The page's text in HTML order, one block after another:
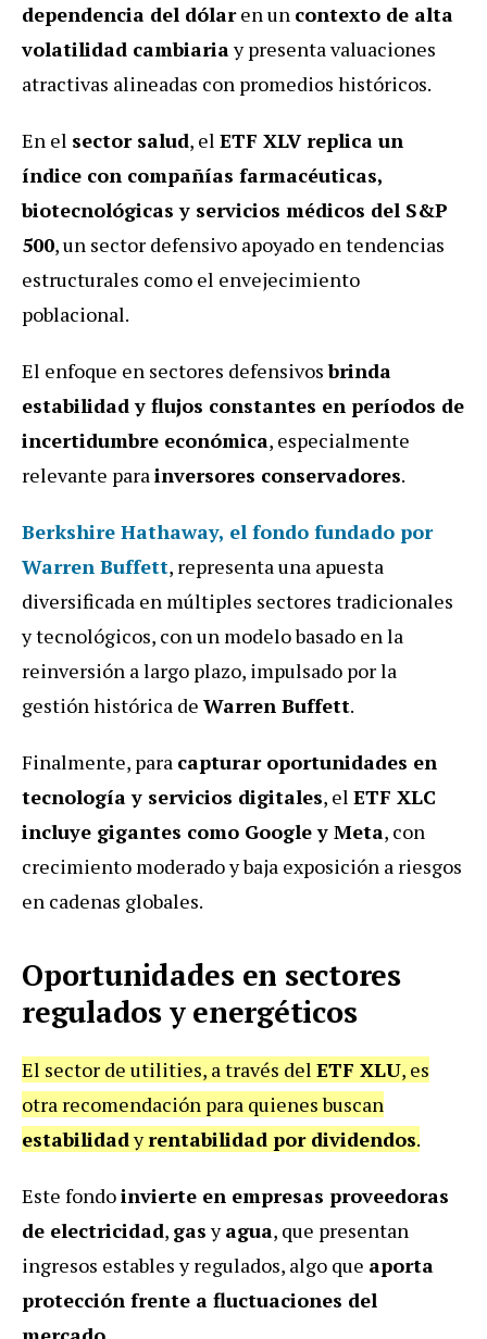
dependencia del dólaren un contexto de alta
volatilidad cambiariay presenta valuaciones
atractivas alineadas con promedios históricos.
En el sector salud, el ETF XLV replica un
índice con compañías farmacéuticas,
biotecnológicas y servicios médicos del S&P
500, un sector defensivo apoyado en tendencias
estructurales como el envejecimiento
poblacional.
El enfoque en sectores defensivosbrinda
estabilidad y flujos constantes en períodos de
incertidumbre económica, especialmente
relevante parainversores conservadores.
Berkshire Hathaway, el fondo fundado por
Warren Buffett, representa una apuesta
diversificada en múltiples sectores tradicionales
y tecnológicos, con un modelo basado en la
reinversión a largo plazo, impulsado por la
gestión histórica de Warren Buffett.
Finalmente, para capturar oportunidades en
tecnología y servicios digitales, el ETF XLC
incluye gigantes como Google y Meta, con
crecimiento moderado y baja exposición a riesgos
en cadenas globales.
Oportunidades en sectores
regulados y energéticos
El sector de utilities, a través del ETF XLU, es
otra recomendación para quienes buscan
estabilidadyrentabilidad por dividendos.
Este fondoinvierte en empresas proveedoras
de electricidad, gasyagua, que presentan
ingresos estables y regulados, algo que aporta
protección frente a fluctuaciones del